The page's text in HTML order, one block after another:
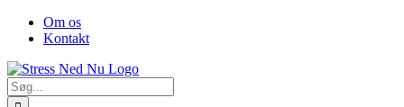
Skip
FacebookOm os
Kontakt
Søg
efter: